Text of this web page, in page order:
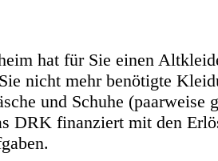
hat für Sie einen
nicht mehr benötigte
und Schuhe (paarweise
DRK finanziert mit den